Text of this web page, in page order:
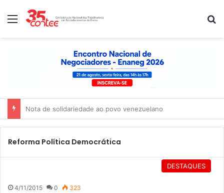
Menu
Nota de solidariedade ao povo venezuelano
Reforma Política Democrática
DESTAQUES
4/11/2015 0 323